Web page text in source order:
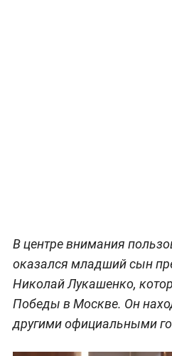
В центре внимания
оказался младший сын
Николай Лукашенко,
Победы в Москве. Он
другими официальными